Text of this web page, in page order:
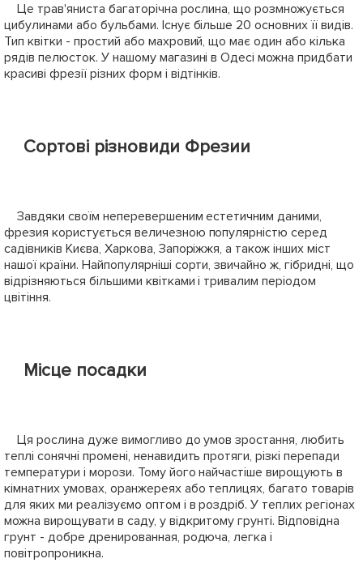
Це трав'яниста багаторічна рослина, що розмножується
цибулинами або бульбами. Існує більше 20 основних її видів.
Тип квітки - простий або махровий, що має один або кілька
рядів пелюсток. У нашому магазині в Одесі можна придбати
красиві фрезії різних форм і відтінків.
Сортові різновиди Фрезии
Завдяки своїм неперевершеним естетичним даними,
фрезия користується величезною популярністю серед
садівників Києва, Харкова, Запоріжжя, а також інших міст
нашої країни. Найпопулярніші сорти, звичайно ж, гібридні, що
відрізняються більшими квітками і тривалим періодом
цвітіння.
Місце посадки
Ця рослина дуже вимогливо до умов зростання, любить
теплі сонячні промені, ненавидить протяги, різкі перепади
температури і морози. Тому його найчастіше вирощують в
кімнатних умовах, оранжереях або теплицях, багато товарів
для яких ми реалізуємо оптом і в роздріб. У теплих регіонах
можна вирощувати в саду, у відкритому грунті. Відповідна
грунт - добре дренированная, родюча, легка і
повітропроникна.